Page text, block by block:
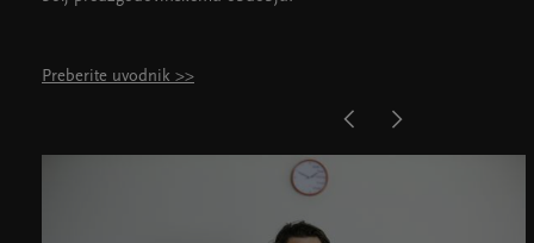
Preberite uvodnik >>